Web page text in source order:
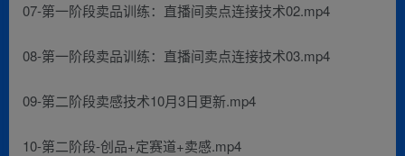
07-第一阶段卖品训练：直播间卖点连接技术02.mp4
08-第一阶段卖品训练：直播间卖点连接技术03.mp4
09-第二阶段卖感技术10月3日更新.mp4
10-第二阶段-创品+定赛道+卖感.mp4